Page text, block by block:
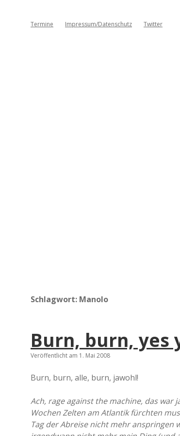
Termine Impressum/Datenschutz Twitter
Schlagwort: Manolo
Burn, burn, yes
Veröffentlicht am 1. Mai 2008
Burn, burn, alle, burn, jawohl!
Ach, rage against the machine, das war
Wochen Zelten am Atlantik fürchten
Tag der Abreise nicht mehr anspringen